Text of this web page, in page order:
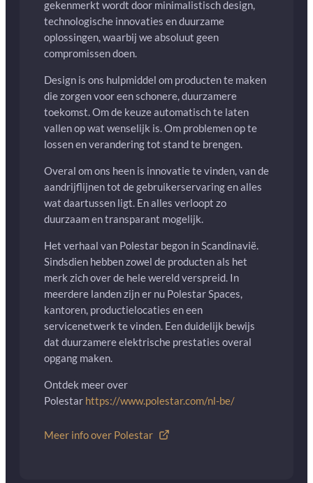
gekenmerkt wordt door minimalistisch design,
technologische innovaties en duurzame
oplossingen, waarbij we absoluut geen
compromissen doen.
Design is ons hulpmiddel om producten te maken
die zorgen voor een schonere, duurzamere
toekomst. Om de keuze automatisch te laten
vallen op wat wenselijk is. Om problemen op te
lossen en verandering tot stand te brengen.
Overal om ons heen is innovatie te vinden, van de
aandrijflijnen tot de gebruikerservaring en alles
wat daartussen ligt. En alles verloopt zo
duurzaam en transparant mogelijk.
Het verhaal van Polestar begon in Scandinavië.
Sindsdien hebben zowel de producten als het
merk zich over de hele wereld verspreid. In
meerdere landen zijn er nu Polestar Spaces,
kantoren, productielocaties en een
servicenetwerk te vinden. Een duidelijk bewijs
dat duurzamere elektrische prestaties overal
opgang maken.
Ontdek meer over
Polestar https://www.polestar.com/nl-be/
Meer info over Polestar